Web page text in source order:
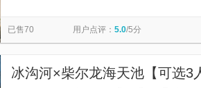
已售70 用户点评： 5.0/5分
冰沟河×柴尔龙海天池【可选3